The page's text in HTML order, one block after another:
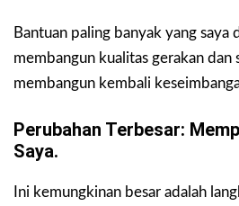
Bantuan paling banyak yang saya
membangun kualitas gerakan dan
membangun kembali
Perubahan Terbesar:
Saya.
Ini kemungkinan besar adalah